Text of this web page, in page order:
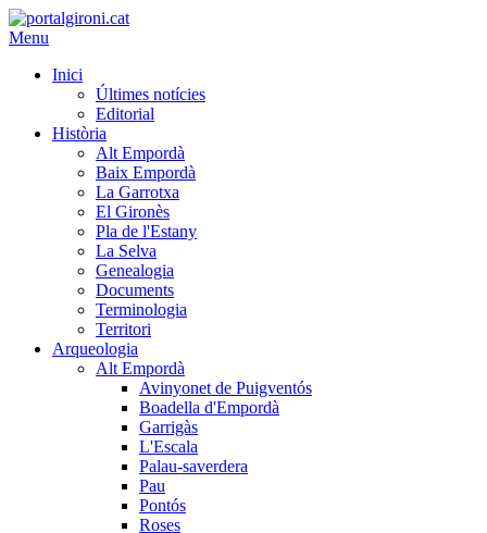
Menu
Inici
Últimes notícies
Editorial
Història
Alt Empordà
Baix Empordà
La Garrotxa
El Gironès
Pla de l'Estany
La Selva
Genealogia
Documents
Terminologia
Territori
Arqueologia
Alt Empordà
Avinyonet de Puigventós
Boadella d'Empordà
Garrigàs
L'Escala
Palau-saverdera
Pau
Pontós
Roses